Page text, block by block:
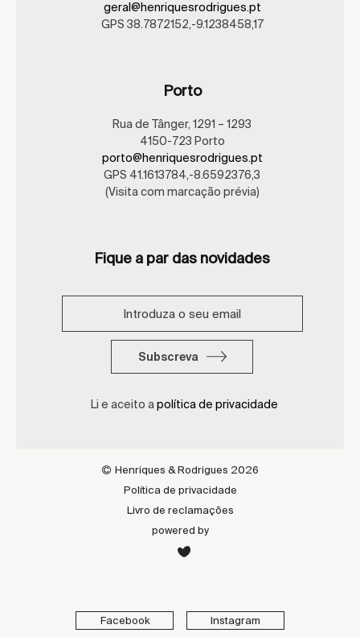
geral@henriquesrodrigues.pt
GPS 38.7872152,-9.1238458,17
Porto
Rua de Tânger, 1291 – 1293
4150-723 Porto
porto@henriquesrodrigues.pt
GPS 41.1613784,-8.6592376,3
(Visita com marcação prévia)
Fique a par das novidades
Subscreva
Li e aceito apolítica de privacidade
Henriques & Rodrigues 2026
Política de privacidade
Livro de reclamações
powered by
Facebook Instagram